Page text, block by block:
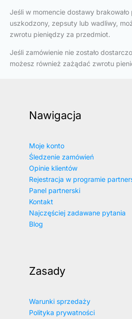
Jeśli w momencie dostawy brakowało
uszkodzony, zepsuty lub wadliwy,
zwrotu pieniędzy za przedmiot.
Jeśli zamówienie nie zostało
możesz również zażądać zwrotu
Nawigacja
Moje konto
Śledzenie zamówień
Opinie klientów
Rejestracja w programie
Panel partnerski
Kontakt
Najczęściej zadawane pytania
Blog
Zasady
Warunki sprzedaży
Polityka prywatności